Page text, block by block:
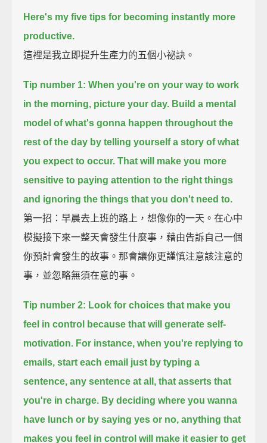
Here's my five tips for becoming instantly more
productive.
這裡是我立即提升生產力的五個小祕訣。
Tip number 1: When you're on your way to work
in the morning, picture your day. Build a mental
model of what's gonna happen throughout the
rest of the day by telling yourself a story of what
you expect to occur. That will make you more
sensitive to paying attention to the right things
and ignoring the things that you don't need to.
第一招：早晨去上班的路上，想像你的一天。在心中
模擬接下來一整天會發生什麼事，藉由告訴自己一個
你預計會發生的故事。那會讓你更謹慎注意該注意的
事，並忽略無須在意的事。
Tip number 2: Look for choices that make you
feel in control
because that will generate self-
motivation. For instance, when you're replying to
emails, start each email just by typing a
sentence, any sentence at all, that asserts that
you're in charge. By deciding where you wanna
have lunch or by saying yes or no, anything that
makes you feel in control will make it easier to get